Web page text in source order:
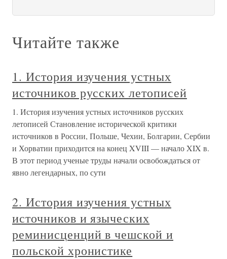
Читайте также
1. История изучения устных
источников русских летописей
1. История изучения устных источников русских
летописей Становление исторической критики
источников в России, Польше, Чехии, Болгарии, Сербии
и Хорватии приходится на конец XVIII — начало XIX в.
В этот период ученые труды начали освобождаться от
явно легендарных, по сути
2. История изучения устных
источников и языческих
реминисценций в чешской и
польской хронистике